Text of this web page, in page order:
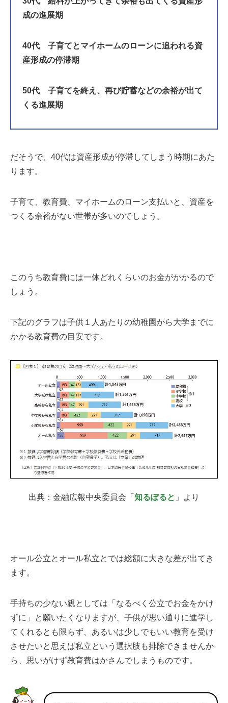
成の進展期
40代 子育てとマイホームのローンに追われる資
産形成の停滞期
50代 子育てを終え、再び貯蓄などの余裕が出て
くる進展期
だそうで、40代は資産形成が停滞してしまう時期にあた
ります。
子育て、教育費、マイホームのローン支払いと、資産を
つくる余裕がない世帯が多いのでしょう。
このうち教育費には一体どれくらいのお金がかかるので
しょう。
下記のグラフは子供１人あたりの幼稚園から大学までに
かかる教育費の目安です。
出典：金融広報中央委員会「 知るぽると 」より
オール公立とオール私立とでは総額に大きな差が出てき
ます。
手持ちの少ない親としては「なるべく公立でお金をかけ
ずに」と願いたくなりますが、子供が思い通りに進学し
てくれるとも限らず、あるいは少しでもいい教育を受け
させたいと思えば私立という選択肢も排除できませんか
ら、思いがけず教育費はかさんでしまうものです。